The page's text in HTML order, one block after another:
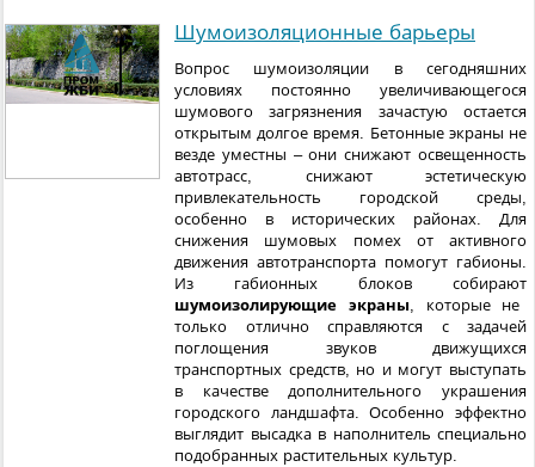
Шумоизоляционные барьеры
Вопрос шумоизоляции в сегодняшних
условиях постоянно увеличивающегося
шумового загрязнения зачастую остается
открытым долгое время. Бетонные экраны не
везде уместны – они снижают освещенность
автотрасс, снижают эстетическую
привлекательность городской среды,
особенно в исторических районах. Для
снижения шумовых помех от активного
движения автотранспорта помогут габионы.
Из габионных блоков собирают
шумоизолирующие экраны, которые не
только отлично справляются с задачей
поглощения звуков движущихся
транспортных средств, но и могут выступать
в качестве дополнительного украшения
городского ландшафта. Особенно эффектно
выглядит высадка в наполнитель специально
подобранных растительных культур.